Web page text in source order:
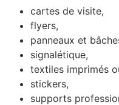
cartes de visite,
flyers,
panneaux et
signalétique,
textiles imprimés
stickers,
supports